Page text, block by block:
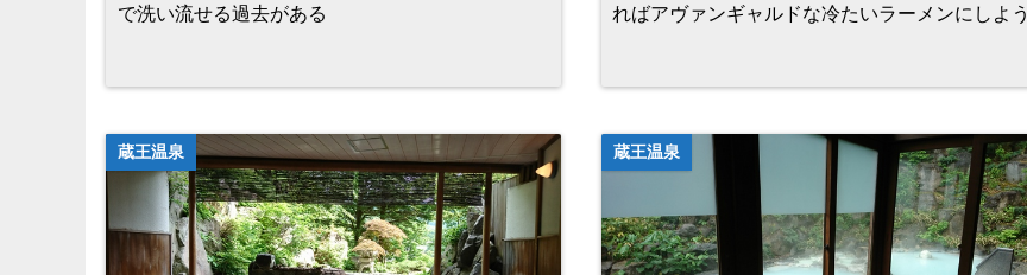
で洗い流せる過去がある
ればアヴァンギャルドな冷たいラーメンにしよう
蔵王温泉 蔵王温泉